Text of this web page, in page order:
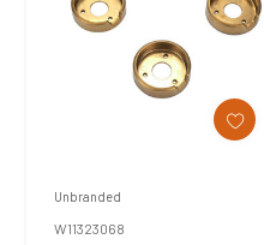
Unbranded
W11323068